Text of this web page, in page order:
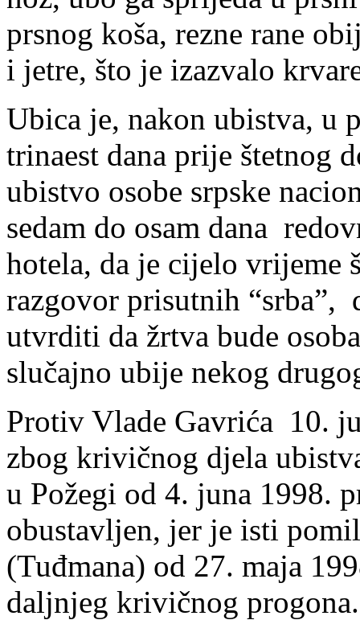
prsnog koša, rezne rane
i jetre, što je izazvalo
Ubica je, nakon ubistva, u
trinaest dana prije štetnog
ubistvo osobe srpske
sedam do osam dana
hotela, da je cijelo vrijeme
razgovor prisutnih “srba”,
utvrditi da žrtva bude
slučajno ubije nekog
Protiv Vlade Gavrića 10.
zbog krivičnog djela
u Požegi od 4. juna 1998.
obustavljen, jer je isti
(Tuđmana) od 27. maja
daljnjeg krivičnog progona.